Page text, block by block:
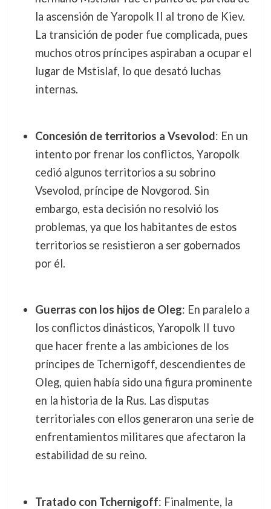
la ascensión de Yaropolk II al trono de Kiev.
La transición de poder fue complicada, pues
muchos otros príncipes aspiraban a ocupar el
lugar de Mstislaf, lo que desató luchas
internas.
Concesión de territorios a Vsevolod: En un
intento por frenar los conflictos, Yaropolk
cedió algunos territorios a su sobrino
Vsevolod, príncipe de Novgorod. Sin
embargo, esta decisión no resolvió los
problemas, ya que los habitantes de estos
territorios se resistieron a ser gobernados
por él.
Guerras con los hijos de Oleg: En paralelo a
los conflictos dinásticos, Yaropolk II tuvo
que hacer frente a las ambiciones de los
príncipes de Tchernigoff, descendientes de
Oleg, quien había sido una figura prominente
en la historia de la Rus. Las disputas
territoriales con ellos generaron una serie de
enfrentamientos militares que afectaron la
estabilidad de su reino.
Tratado con Tchernigoff: Finalmente, la